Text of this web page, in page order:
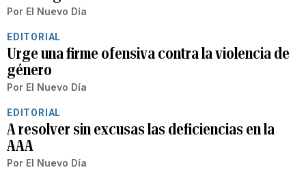
Por El Nuevo Día
EDITORIAL
Urge una firme ofensiva contra la violencia de
género
Por El Nuevo Día
EDITORIAL
A resolver sin excusas las deficiencias en la
AAA
Por El Nuevo Día